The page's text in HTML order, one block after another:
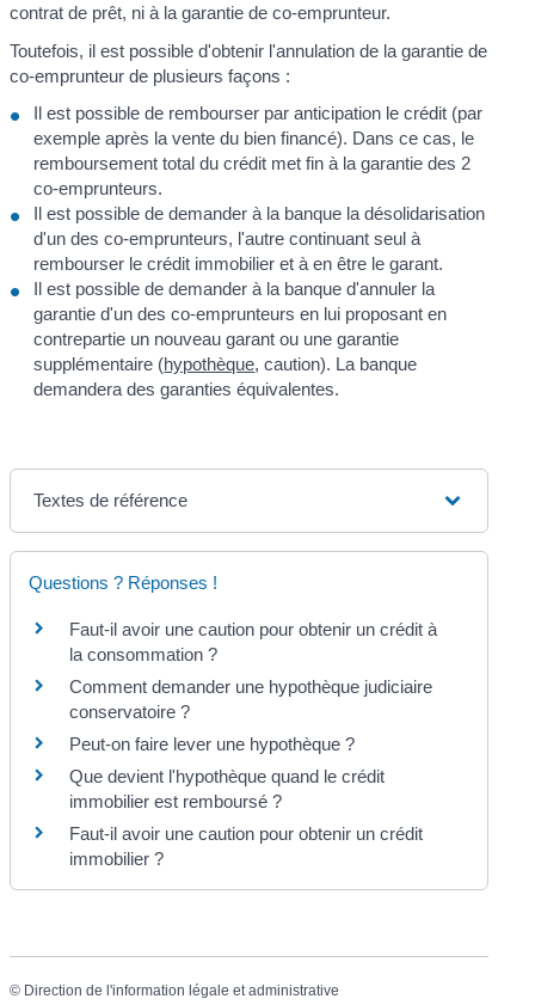
contrat de prêt, ni à la garantie de co-emprunteur.
Toutefois, il est possible d'obtenir l'annulation de la garantie de
co-emprunteur de plusieurs façons :
Il est possible de rembourser par anticipation le crédit (par
exemple après la vente du bien financé). Dans ce cas, le
remboursement total du crédit met fin à la garantie des 2
co-emprunteurs.
Il est possible de demander à la banque la désolidarisation
d'un des co-emprunteurs, l'autre continuant seul à
rembourser le crédit immobilier et à en être le garant.
Il est possible de demander à la banque d'annuler la
garantie d'un des co-emprunteurs en lui proposant en
contrepartie un nouveau garant ou une garantie
supplémentaire (hypothèque, caution). La banque
demandera des garanties équivalentes.
Textes de référence
Questions ? Réponses !
Faut-il avoir une caution pour obtenir un crédit à
la consommation ?
Comment demander une hypothèque judiciaire
conservatoire ?
Peut-on faire lever une hypothèque ?
Que devient l'hypothèque quand le crédit
immobilier est remboursé ?
Faut-il avoir une caution pour obtenir un crédit
immobilier ?
© Direction de l'information légale et administrative